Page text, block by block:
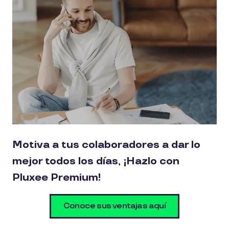
Motiva a tus colaboradores a dar lo
mejor todos los días, ¡Hazlo con
Pluxee Premium!
Conoce sus ventajas aquí